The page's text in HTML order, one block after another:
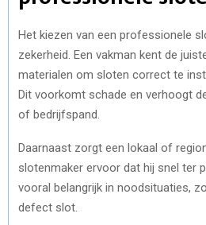
Het kiezen van een professionele
zekerheid. Een vakman kent de
materialen om sloten correct te
Dit voorkomt schade en verhoogt
of bedrijfspand.
Daarnaast zorgt een lokaal of
slotenmaker ervoor dat hij snel ter
vooral belangrijk in noodsituaties,
defect slot.